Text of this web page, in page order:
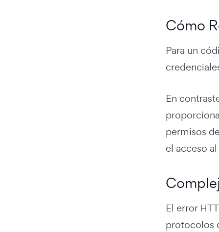
Cómo
Para un
En
permisos
el acceso
El error
protocolos